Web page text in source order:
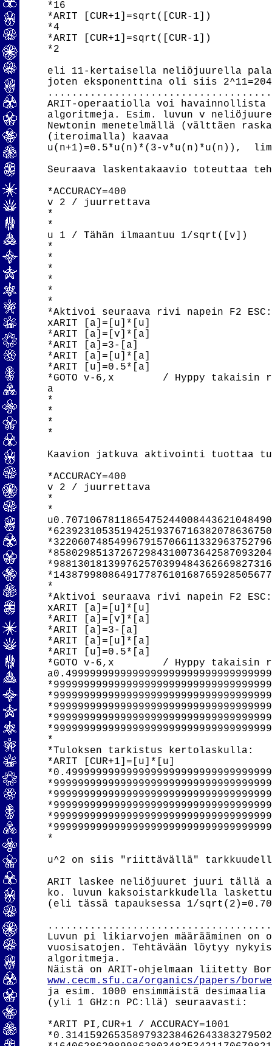
*16
*ARIT [CUR+1]=sqrt([CUR-1])
*4
*ARIT [CUR+1]=sqrt([CUR-1])
*2
eli 11-kertaisella neliöjuurella
joten eksponenttina oli siis
ARIT-operaatiolla voi
algoritmeja. Esim. luvun v
Newtonin menetelmällä (välttäen
(iteroimalla) kaavaa
u(n+1)=0.5*u(n)*(3-v*u(n)*u(n)),
Seuraava laskentakaavio toteuttaa
*ACCURACY=400
v 2 / juurrettava
*
*
u 1 / Tähän ilmaantuu 1/sqrt([v])
*
*
*
*
*
*
*Aktivoi seuraava rivi napein F2
xARIT [a]=[u]*[u]
*ARIT [a]=[v]*[a]
*ARIT [a]=3-[a]
*ARIT [a]=[u]*[a]
*ARIT [u]=0.5*[a]
*GOTO v-6,x        / Hyppy
a
*
*
*
*
Kaavion jatkuva aktivointi tuottaa
*ACCURACY=400
v 2 / juurrettava
*
*
*
*Aktivoi seuraava rivi napein F2
xARIT [a]=[u]*[u]
*ARIT [a]=[v]*[a]
*ARIT [a]=3-[a]
*ARIT [a]=[u]*[a]
*ARIT [u]=0.5*[a]
*GOTO v-6,x        / Hyppy
*
*Tuloksen tarkistus kertolaskulla:
*ARIT [CUR+1]=[u]*[u]
*
u^2 on siis "riittävällä"
ARIT laskee neliöjuuret juuri tällä
ko. luvun kaksoistarkkudella
(eli tässä tapauksessa 1/
Luvun pi likiarvojen määrääminen
vuosisatojen. Tehtävään löytyy
algoritmeja.
www.cecm.sfu.ca/organics/papers/
ja esim. 1000 ensimmäistä desimaalia
(yli 1 GHz:n PC:llä) seuraavasti:
*ARIT PI,CUR+1 / ACCURACY=1001